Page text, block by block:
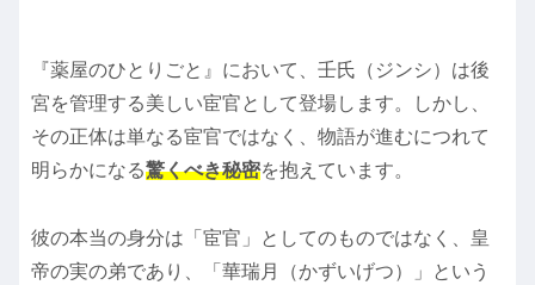
『薬屋のひとりごと』において、壬氏（ジンシ）は後
宮を管理する美しい宦官として登場します。しかし、
その正体は単なる宦官ではなく、物語が進むにつれて
明らかになる驚くべき秘密を抱えています。
彼の本当の身分は「宦官」としてのものではなく、皇
帝の実の弟であり、「華瑞月（かずいげつ）」という